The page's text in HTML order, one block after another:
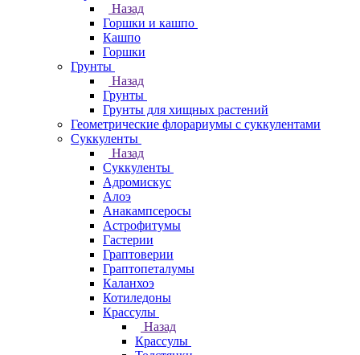
Назад
Горшки и кашпо
Кашпо
Горшки
Грунты
Назад
Грунты
Грунты для хищных растений
Геометрические флорариумы с суккулентами
Суккуленты
Назад
Суккуленты
Адромискус
Алоэ
Анакампсеросы
Астрофитумы
Гастерии
Граптоверии
Граптопеталумы
Каланхоэ
Котиледоны
Крассулы
Назад
Крассулы